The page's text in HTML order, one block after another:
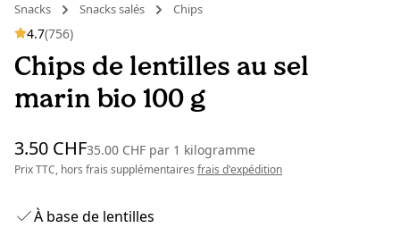
Snacks
Snacks salés Chips
4.7(756)
Chips de lentilles au sel
marin bio 100 g
3.50 CHF35.00 CHF par 1 kilogramme
Prix TTC, hors frais supplémentaires frais d'expédition
À base de lentilles